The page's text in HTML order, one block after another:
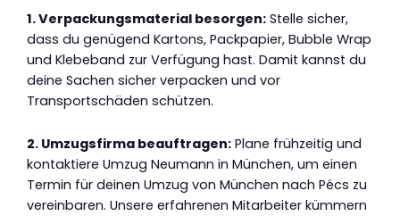
1. Verpackungsmaterial besorgen: Stelle sicher,
dass du genügend Kartons, Packpapier, Bubble Wrap
und Klebeband zur Verfügung hast. Damit kannst du
deine Sachen sicher verpacken und vor
Transportschäden schützen.
2. Umzugsfirma beauftragen: Plane frühzeitig und
kontaktiere Umzug Neumann in München, um einen
Termin für deinen Umzug von München nach Pécs zu
vereinbaren. Unsere erfahrenen Mitarbeiter kümmern